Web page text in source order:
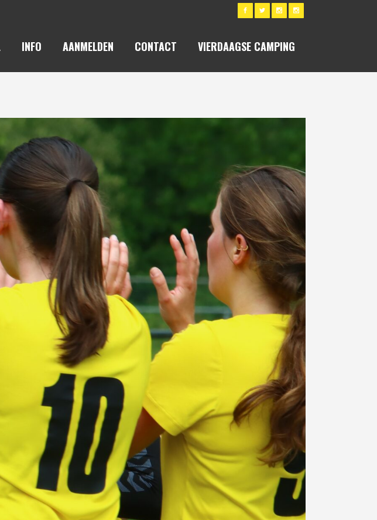
INFO AANMELDEN CONTACT VIERDAAGSE CAMPING